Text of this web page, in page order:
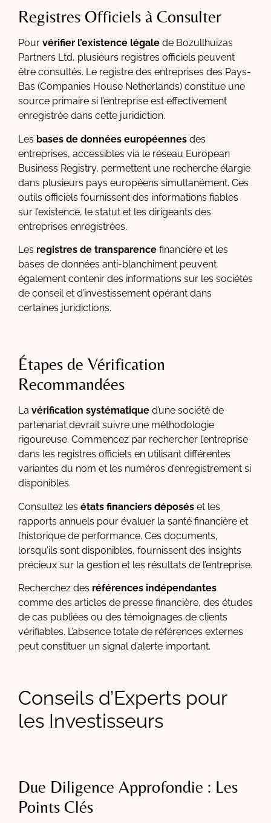
Registres Officiels à Consulter
Pour vérifier l’existence légale de Bozullhuizas
Partners Ltd, plusieurs registres officiels peuvent
être consultés. Le registre des entreprises des Pays-
Bas (Companies House Netherlands) constitue une
source primaire si l’entreprise est effectivement
enregistrée dans cette juridiction.
Les bases de données européennes des
entreprises, accessibles via le réseau European
Business Registry, permettent une recherche élargie
dans plusieurs pays européens simultanément. Ces
outils officiels fournissent des informations fiables
sur l’existence, le statut et les dirigeants des
entreprises enregistrées.
Les registres de transparence financière et les
bases de données anti-blanchiment peuvent
également contenir des informations sur les sociétés
de conseil et d’investissement opérant dans
certaines juridictions.
Étapes de Vérification
Recommandées
La vérification systématique d’une société de
partenariat devrait suivre une méthodologie
rigoureuse. Commencez par rechercher l’entreprise
dans les registres officiels en utilisant différentes
variantes du nom et les numéros d’enregistrement si
disponibles.
Consultez les états financiers déposés et les
rapports annuels pour évaluer la santé financière et
l’historique de performance. Ces documents,
lorsqu’ils sont disponibles, fournissent des insights
précieux sur la gestion et les résultats de l’entreprise.
Recherchez des références indépendantes
comme des articles de presse financière, des études
de cas publiées ou des témoignages de clients
vérifiables. L’absence totale de références externes
peut constituer un signal d’alerte important.
Conseils d’Experts pour
les Investisseurs
Due Diligence Approfondie : Les
Points Clés